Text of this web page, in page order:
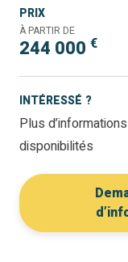
PRIX
À PARTIR DE
244 000 €
INTÉRESSÉ ?
Plus
disponibilités